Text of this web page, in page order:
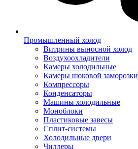
Промышленный холод
Витрины выносной холод
Воздухоохладители
Камеры холодильные
Камеры шоковой заморозки
Компрессоры
Конденсаторы
Машины холодильные
Моноблоки
Пластиковые завесы
Сплит-системы
Холодильные двери
Чиллеры